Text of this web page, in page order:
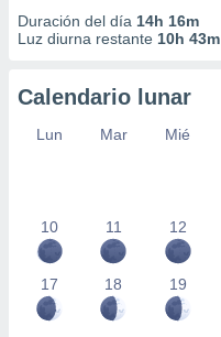
Duración del día 14h 16m
Luz diurna restante 10h 43m
Calendario lunar
Lun Mar Mié
10 11 12
17 18 19